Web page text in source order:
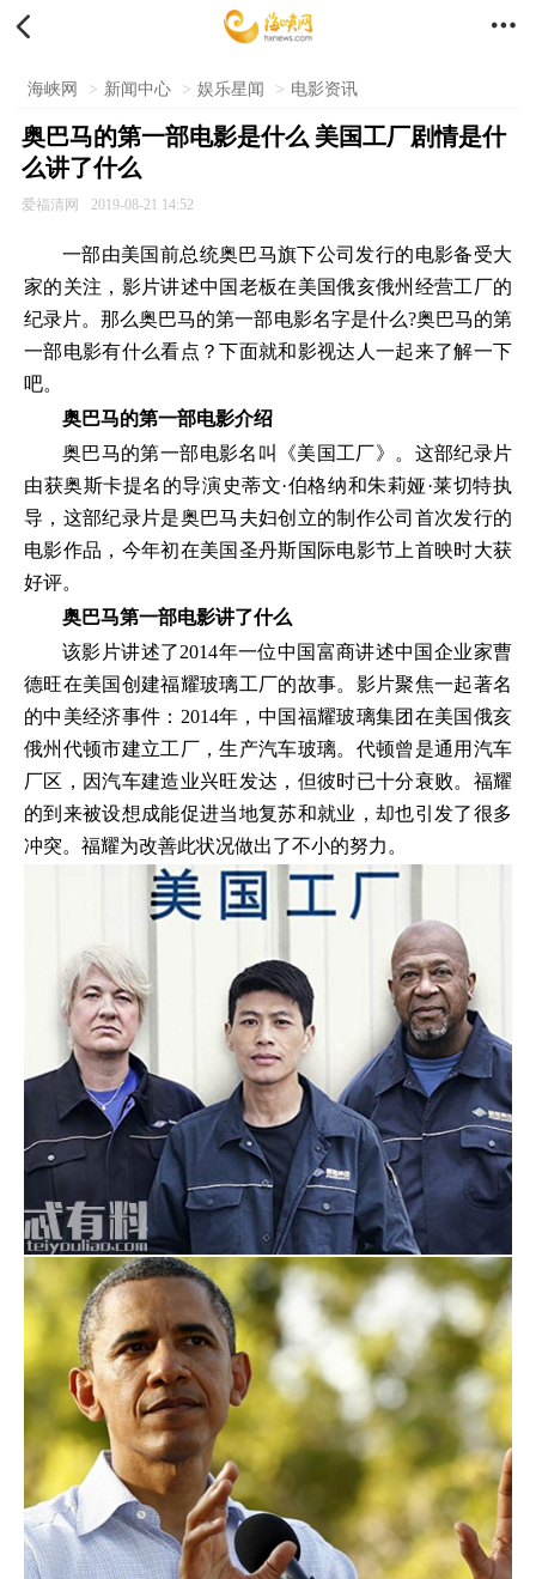
 
海峡网 > 新闻中心 > 娱乐星闻 > 电影资讯
奥巴马的第一部电影是什么 美国工厂剧情是什
么讲了什么
爱福清网 2019-08-21 14:52
一部由美国前总统奥巴马旗下公司发行的电影备受大
家的关注，影片讲述中国老板在美国俄亥俄州经营工厂的
纪录片。那么奥巴马的第一部电影名字是什么?奥巴马的第
一部电影有什么看点？下面就和影视达人一起来了解一下
吧。
奥巴马的第一部电影介绍
奥巴马的第一部电影名叫《美国工厂》。这部纪录片
由获奥斯卡提名的导演史蒂文·伯格纳和朱莉娅·莱切特执
导，这部纪录片是奥巴马夫妇创立的制作公司首次发行的
电影作品，今年初在美国圣丹斯国际电影节上首映时大获
好评。
奥巴马第一部电影讲了什么
该影片讲述了2014年一位中国富商讲述中国企业家曹
德旺在美国创建福耀玻璃工厂的故事。影片聚焦一起著名
的中美经济事件：2014年，中国福耀玻璃集团在美国俄亥
俄州代顿市建立工厂，生产汽车玻璃。代顿曾是通用汽车
厂区，因汽车建造业兴旺发达，但彼时已十分衰败。福耀
的到来被设想成能促进当地复苏和就业，却也引发了很多
冲突。福耀为改善此状况做出了不小的努力。